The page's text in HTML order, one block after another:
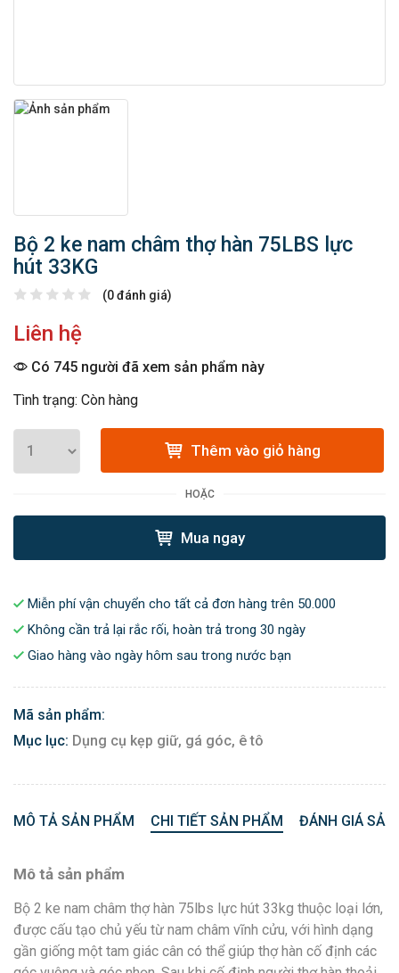
Bộ 2 ke nam châm thợ hàn 75LBS lực
hút 33KG
(0 đánh giá)
Liên hệ
Có 745 người đã xem sản phẩm này
Tình trạng: Còn hàng
Thêm vào giỏ hàng
HOẶC
Mua ngay
Miễn phí vận chuyển cho tất cả đơn hàng trên 50.000
Không cần trả lại rắc rối, hoàn trả trong 30 ngày
Giao hàng vào ngày hôm sau trong nước bạn
Mã sản phẩm:
Mục lục: Dụng cụ kẹp giữ, gá góc, ê tô
MÔ TẢ SẢN PHẨM CHI TIẾT SẢN PHẨM ĐÁNH GIÁ
Mô tả sản phẩm
Bộ 2 ke nam châm thợ hàn 75lbs lực hút 33kg thuộc loại lớn,
được cấu tạo chủ yếu từ nam châm vĩnh cửu, với hình dạng
gần giống một tam giác cân có thể giúp thợ hàn cố định các